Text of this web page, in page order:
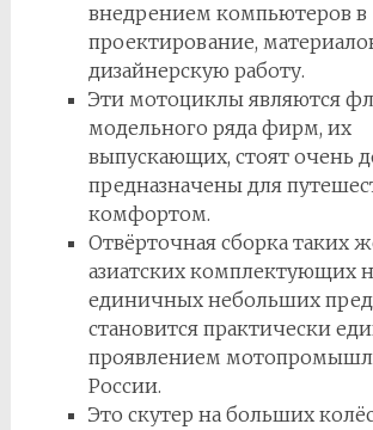
внедрением компьютеров в
проектирование,
дизайнерскую работу.
Эти мотоциклы являются
модельного ряда фирм, их
выпускающих, стоят очень
предназначены для
комфортом.
Отвёрточная сборка таких
азиатских комплектующих
единичных небольших
становится практически
проявлением
России.
Это скутер на больших